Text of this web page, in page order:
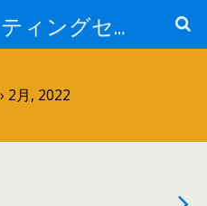
レーザーカッティングセンター 株式会社 中本鉄工所
2月, 2022